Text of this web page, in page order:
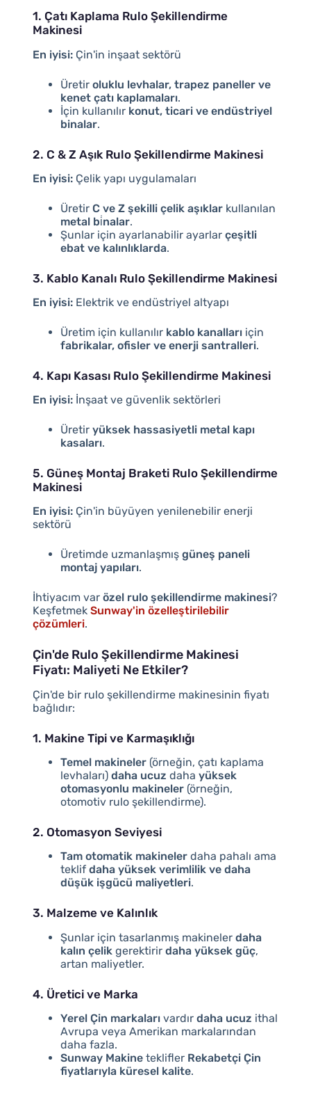
1. Çatı Kaplama Rulo Şekillendirme
Makinesi
En iyisi:Çin'in inşaat sektörü
Üretir oluklu levhalar, trapez paneller ve
kenet çatı kaplamaları.
İçin kullanılır konut, ticari ve endüstriyel
binalar.
2. C & Z Aşık Rulo Şekillendirme Makinesi
En iyisi:Çelik yapı uygulamaları
Üretir C ve Z şekilli çelik aşıklarkullanılan
metal bi̇nalar.
Şunlar için ayarlanabilir ayarlar çeşitli
ebat ve kalınlıklarda.
3. Kablo Kanalı Rulo Şekillendirme Makinesi
En iyisi:Elektrik ve endüstriyel altyapı
Üretim için kullanılır kablo kanallarıiçin
fabrikalar, ofisler ve enerji santralleri.
4. Kapı Kasası Rulo Şekillendirme Makinesi
En iyisi:İnşaat ve güvenlik sektörleri
Üretir yüksek hassasiyetli metal kapı
kasaları.
5. Güneş Montaj Braketi Rulo Şekillendirme
Makinesi
En iyisi:Çin'in büyüyen yenilenebilir enerji
sektörü
Üretimde uzmanlaşmış güneş paneli
montaj yapıları.
İhtiyacım var özel rulo şekillendirme makinesi?
Keşfetmek Sunway'in özelleştirilebilir
çözümleri.
Çin'de Rulo Şekillendirme Makinesi
Fiyatı: Maliyeti Ne Etkiler?
Çin'de bir rulo şekillendirme makinesinin fiyatı
bağlıdır:
1. Makine Tipi ve Karmaşıklığı
Temel makineler(örneğin, çatı kaplama
levhaları) daha ucuz daha yüksek
otomasyonlu makineler(örneğin,
otomotiv rulo şekillendirme).
2. Otomasyon Seviyesi
Tam otomatik makinelerdaha pahalı ama
teklif daha yüksek verimlilik ve daha
düşük işgücü maliyetleri.
3. Malzeme ve Kalınlık
Şunlar için tasarlanmış makineler daha
kalın çelik gerektirir daha yüksek güç,
artan maliyetler.
4. Üretici ve Marka
Yerel Çin markalarıvardır daha ucuz ithal
Avrupa veya Amerikan markalarından
daha fazla.
Sunway Makineteklifler Rekabetçi Çin
fiyatlarıyla küresel kalite.